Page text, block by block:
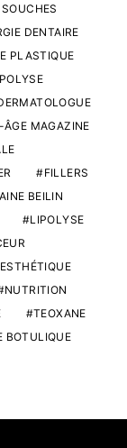
DENTAIRE
PLASTIQUE
MAGAZINE
FILLERS
BEILIN
LIPOLYSE
NUTRITION
TEOXANE
BOTULIQUE